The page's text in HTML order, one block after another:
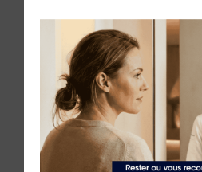
officielle de vos compétences,
compétencesvous aide à
votre projet professionnel.
Que vous souhaitiez
ou explorer de nouvelles
de compétences, n’hésitez
ORIENTACTION